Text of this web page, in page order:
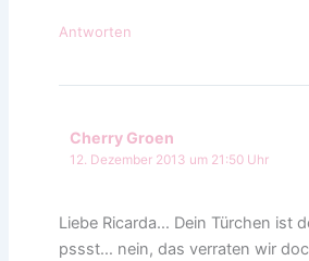
Antworten
Cherry Groen
12. Dezember 2013 um 21:50 Uhr
Liebe Ricarda… Dein Türchen ist
pssst… nein, das verraten wir